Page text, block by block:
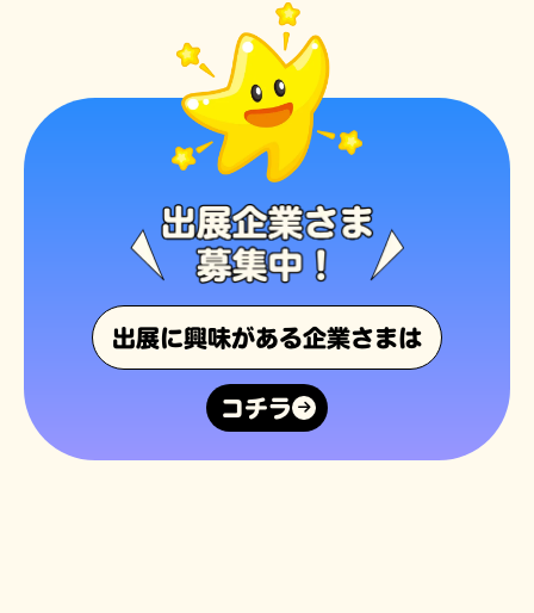
出展に興味がある企業さまは
コチラ